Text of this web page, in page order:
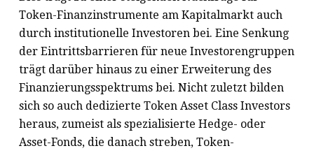
Token-Finanzinstrumente am Kapitalmarkt auch
durch institutionelle Investoren bei. Eine Senkung
der Eintrittsbarrieren für neue Investorengruppen
trägt darüber hinaus zu einer Erweiterung des
Finanzierungsspektrums bei. Nicht zuletzt bilden
sich so auch dedizierte Token Asset Class Investors
heraus, zumeist als spezialisierte Hedge- oder
Asset-Fonds, die danach streben, Token-